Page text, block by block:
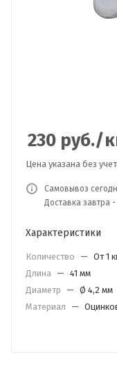
230 руб./
Цена указана без
Самовывоз
Доставка завтра
Характеристики
Количество — От 1
Длина — 41 мм
Диаметр
— Ø 4,2 мм
Материал
—